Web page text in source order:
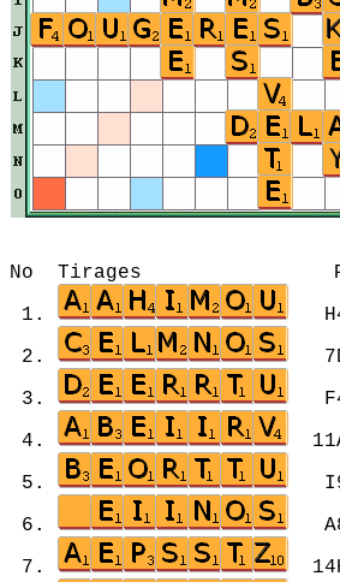
No Tirages Pos.
1.
2.
3.
4.
5.
6.
7.